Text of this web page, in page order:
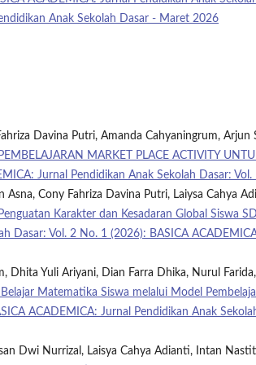
Anak Sekolah Dasar - Maret 2026
Davina Putri, Amanda Cahyaningrum,
MARKET PLACE ACTIVITY
Jurnal Pendidikan Anak Sekolah Dasar:
Asna, Cony Fahriza Davina Putri, Laiysa Cahya
Karakter dan Kesadaran Global Siswa
Dasar: Vol. 2 No. 1 (2026): BASICA
Dhita Yuli Ariyani, Dian Farra Dhika, Nurul
Matematika Siswa melalui Model
ACADEMICA: Jurnal Pendidikan Anak
Dwi Nurrizal, Laisya Cahya Adianti, Intan